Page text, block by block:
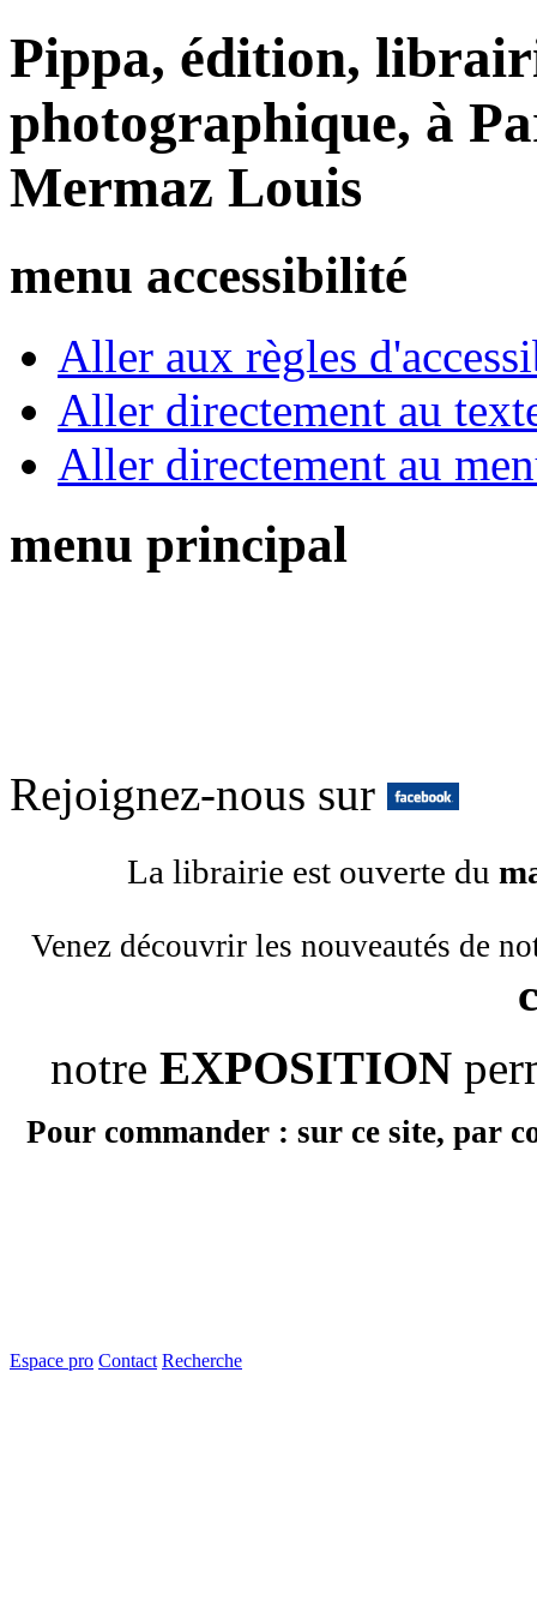
Pippa, édition,
photographique, à
Mermaz Louis
menu accessibilité
Aller aux règles
Aller directement au
Aller directement au
menu principal
Rejoignez-nous sur
La librairie est ouverte du
Venez découvrir les nouveautés de
notre EXPOSITION
Pour commander : sur ce site, par
Espace pro Contact Recherche